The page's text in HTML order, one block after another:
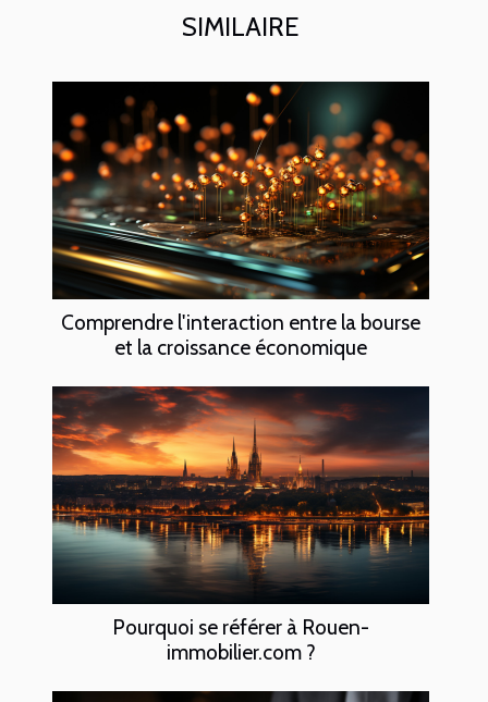
SIMILAIRE
Comprendre l'interaction entre la bourse
et la croissance économique
Pourquoi se référer à Rouen-
immobilier.com ?